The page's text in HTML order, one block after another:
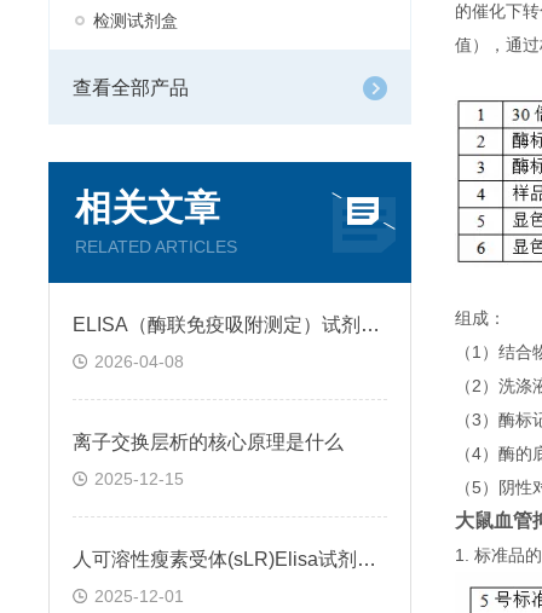
检测试剂盒
查看全部产品
相关文章
RELATED ARTICLES
ELISA（酶联免疫吸附测定）试剂盒原理类型检测方法
2026-04-08
离子交换层析的核心原理是什么
2025-12-15
人可溶性瘦素受体(sLR)Elisa试剂盒可溶性受体的作用
2025-12-01
的催化下
值），通
组成：
（1）结
（2）洗
（3）酶
（4）酶的
（5）阴
大鼠血管
1. 标准品